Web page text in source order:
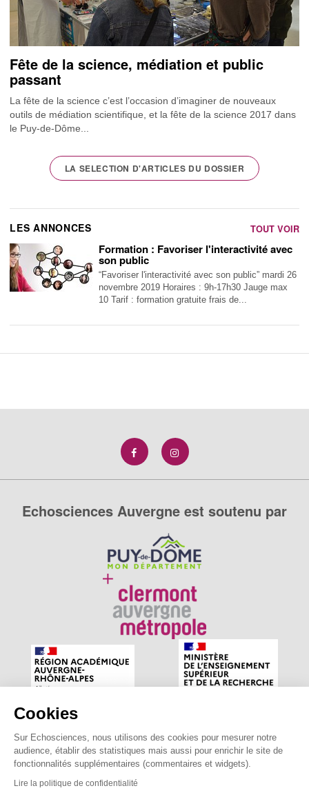
Cookies
Sur Echosciences, nous utilisons des cookies pour mesurer notre
audience, établir des statistiques mais aussi pour enrichir le site de
fonctionnalités supplémentaires (commentaires et widgets).
Lire la politique de confidentialité
Fête de la science, médiation et public
passant
La fête de la science c’est l’occasion d’imaginer de nouveaux
outils de médiation scientifique, et la fête de la science 2017 dans
le Puy-de-Dôme...
LA SELECTION D'ARTICLES DU DOSSIER
TOUT VOIR
LES ANNONCES
Formation : Favoriser l'interactivité avec
son public
“Favoriser l'interactivité avec son public” mardi 26
novembre 2019 Horaires : 9h-17h30 Jauge max
10 Tarif : formation gratuite frais de...
Echosciences Auvergne est soutenu par
Echosciences Auvergne est le réseau social des amateurs
de sciences et de technologies du territoire. Propulsé par
astu'sciences.